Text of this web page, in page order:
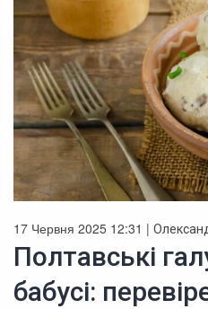
17 Червня 2025 12:31 |
Полтавські
бабусі: